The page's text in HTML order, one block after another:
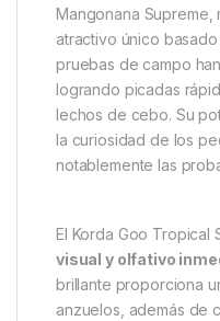
Mangonana
atractivo único
pruebas de campo
logrando picadas
lechos de cebo. Su
la curiosidad de los
notablemente las
El Korda Goo Tropical
visual y olfativo
brillante proporciona
anzuelos, además de